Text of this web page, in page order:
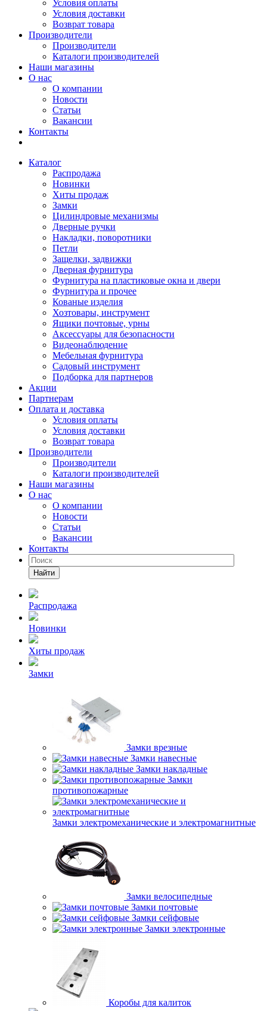
Условия оплаты
Условия доставки
Возврат товара
Производители
Производители
Каталоги производителей
Наши магазины
О нас
О компании
Новости
Статьи
Вакансии
Контакты
Каталог
Распродажа
Новинки
Хиты продаж
Замки
Цилиндровые механизмы
Дверные ручки
Накладки, поворотники
Петли
Защелки, задвижки
Дверная фурнитура
Фурнитура на пластиковые окна и двери
Фурнитура и прочее
Кованые изделия
Хозтовары, инструмент
Ящики почтовые, урны
Аксессуары для безопасности
Видеонаблюдение
Мебельная фурнитура
Садовый инструмент
Подборка для партнеров
Акции
Партнерам
Оплата и доставка
Условия оплаты
Условия доставки
Возврат товара
Производители
Производители
Каталоги производителей
Наши магазины
О нас
О компании
Новости
Статьи
Вакансии
Контакты
Найти
Распродажа
Новинки
Хиты продаж
Замки
Замки врезные
Замки навесные
Замки накладные
Замки
противопожарные
Замки электромеханические и электромагнитные
Замки велосипедные
Замки почтовые
Замки сейфовые
Замки электронные
Коробы для калиток